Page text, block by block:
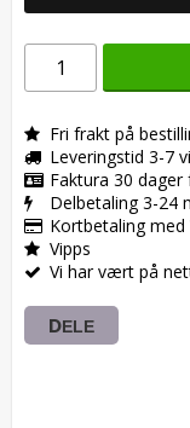
Fri frakt på
Leveringstid 3-7
Faktura 30 dager
Delbetaling 3-24
Kortbetaling
Vipps
Vi har vært på
DELE